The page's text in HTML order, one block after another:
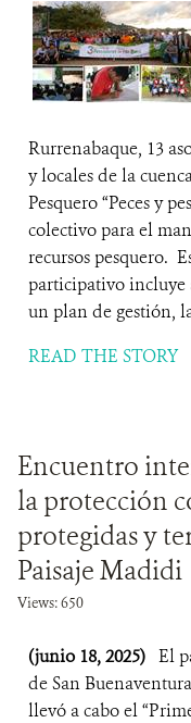
Rurrenabaque, 13
y locales de la
Pesquero “Peces y
colectivo para el
recursos pesquero.
participativo incluye
un plan de gestión,
READ THE STORY
Encuentro
la protección
protegidas y
Paisaje Madidi
Views: 650
(junio 18, 2025) El
de San
llevó a cabo el